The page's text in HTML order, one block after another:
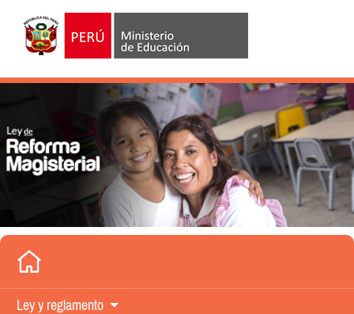
Ley y reglamento